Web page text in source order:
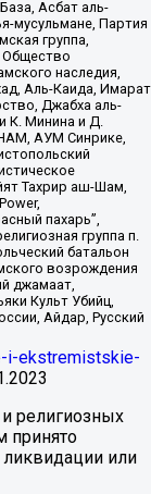
Асбат аль-
мусульмане, Партия
группа,
Общество
наследия,
Аль-Каида, Имарат
Джабха аль-
К. Минина и Д.
АУМ Синрике,
Тахрир аш-Шам,
пахарь”,
группа п.
батальон
возрождения
джамаат,
Культ Убийц,
Айдар, Русский
i-ekstremistskie-
религиозных
принято
или